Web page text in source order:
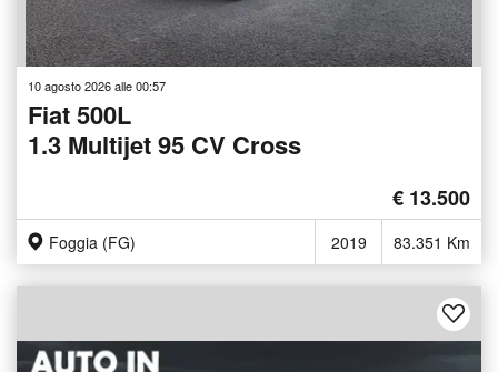
10 agosto 2026 alle 00:57
Fiat 500L
1.3 Multijet 95 CV Cross
€ 13.500
Foggia (FG) 2019 83.351 Km